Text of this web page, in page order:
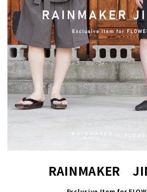
RAINMAKER